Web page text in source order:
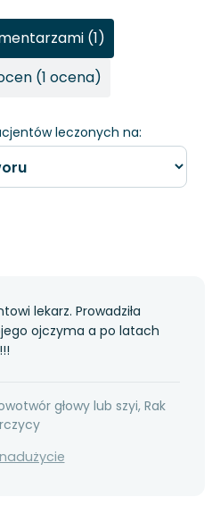
leczonych na:
(1)
(1 ocena)
lekarz. Prowadziła
ojczyma a po latach
głowy lub szyi, Rak